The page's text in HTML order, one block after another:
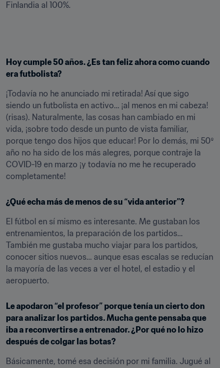
Finlandia al 100%.
Hoy cumple 50 años. ¿Es tan feliz ahora como cuando
era futbolista?
¡Todavía no he anunciado mi retirada! Así que sigo
siendo un futbolista en activo… ¡al menos en mi cabeza!
(risas). Naturalmente, las cosas han cambiado en mi
vida, ¡sobre todo desde un punto de vista familiar,
porque tengo dos hijos que educar! Por lo demás, mi 50º
año no ha sido de los más alegres, porque contraje la
COVID-19 en marzo ¡y todavía no me he recuperado
completamente!
¿Qué echa más de menos de su “vida anterior”?
El fútbol en sí mismo es interesante. Me gustaban los
entrenamientos, la preparación de los partidos…
También me gustaba mucho viajar para los partidos,
conocer sitios nuevos… aunque esas escalas se reducían
la mayoría de las veces a ver el hotel, el estadio y el
aeropuerto.
Le apodaron “el profesor” porque tenía un cierto don
para analizar los partidos. Mucha gente pensaba que
iba a reconvertirse a entrenador. ¿Por qué no lo hizo
después de colgar las botas?
Básicamente, tomé esa decisión por mi familia. Jugué al